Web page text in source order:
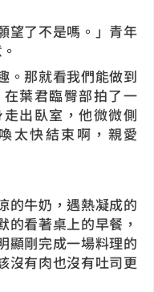
望了不是嗎。」青年
。那就看我們能做到
葉君臨臀部拍了一
出臥室，他微微側
太快結束啊，親愛
的牛奶，遇熱凝成的
的看著桌上的早餐，
顯剛完成一場料理的
沒有肉也沒有吐司更